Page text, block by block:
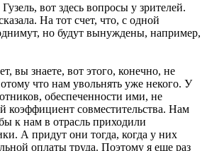
вот здесь вопросы у зрителей.
На тот счет, что, с одной
но будут вынуждены, например,
вы знаете, вот этого, конечно, не
что нам увольнять уже некого. У
обеспеченности ими, не
коэффициент совместительства. Нам
к нам в отрасль приходили
А придут они тогда, когда у них
оплаты труда. Поэтому я еще раз